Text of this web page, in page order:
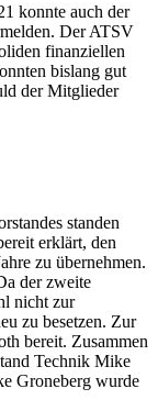
konnte auch der
Der ATSV
finanziellen
bislang gut
der Mitglieder
standen
erklärt, den
zu übernehmen.
der zweite
nicht zur
zu besetzen. Zur
bereit. Zusammen
Technik Mike
Groneberg wurde